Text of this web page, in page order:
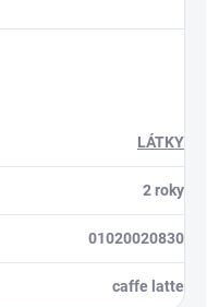
LÁTKY
2 roky
01020020830
caffe latte